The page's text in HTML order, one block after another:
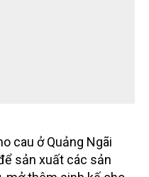
cau ở Quảng Ngãi
sản xuất các sản